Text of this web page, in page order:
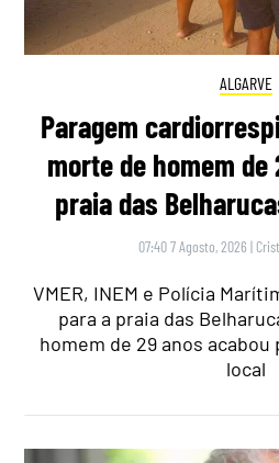
ALGARVE
Paragem
morte de homem
praia das
07:40 7 Agosto, 2026 |
VMER, INEM e Polícia
para a praia das
homem de 29 anos
local